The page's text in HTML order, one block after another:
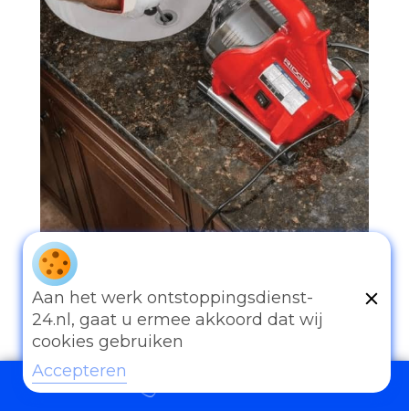
097006521500
Andere diensten
Aan het werk ontstoppingsdienst-
24.nl, gaat u ermee akkoord dat wij
cookies gebruiken
Accepteren